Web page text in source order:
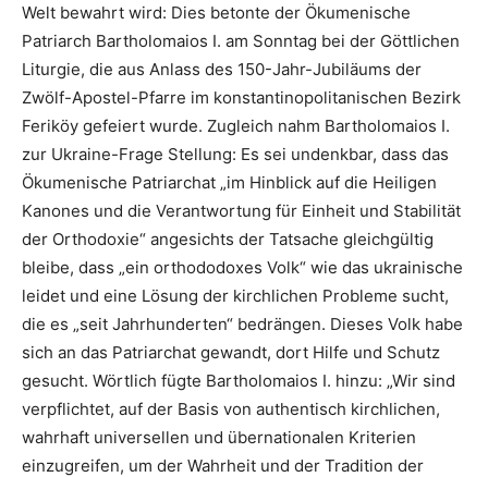
Welt bewahrt wird: Dies betonte der Ökumenische
Patriarch Bartholomaios I. am Sonntag bei der Göttlichen
Liturgie, die aus Anlass des 150-Jahr-Jubiläums der
Zwölf-Apostel-Pfarre im konstantinopolitanischen Bezirk
Feriköy gefeiert wurde. Zugleich nahm Bartholomaios I.
zur Ukraine-Frage Stellung: Es sei undenkbar, dass das
Ökumenische Patriarchat „im Hinblick auf die Heiligen
Kanones und die Verantwortung für Einheit und Stabilität
der Orthodoxie“ angesichts der Tatsache gleichgültig
bleibe, dass „ein orthododoxes Volk“ wie das ukrainische
leidet und eine Lösung der kirchlichen Probleme sucht,
die es „seit Jahrhunderten“ bedrängen. Dieses Volk habe
sich an das Patriarchat gewandt, dort Hilfe und Schutz
gesucht. Wörtlich fügte Bartholomaios I. hinzu: „Wir sind
verpflichtet, auf der Basis von authentisch kirchlichen,
wahrhaft universellen und übernationalen Kriterien
einzugreifen, um der Wahrheit und der Tradition der